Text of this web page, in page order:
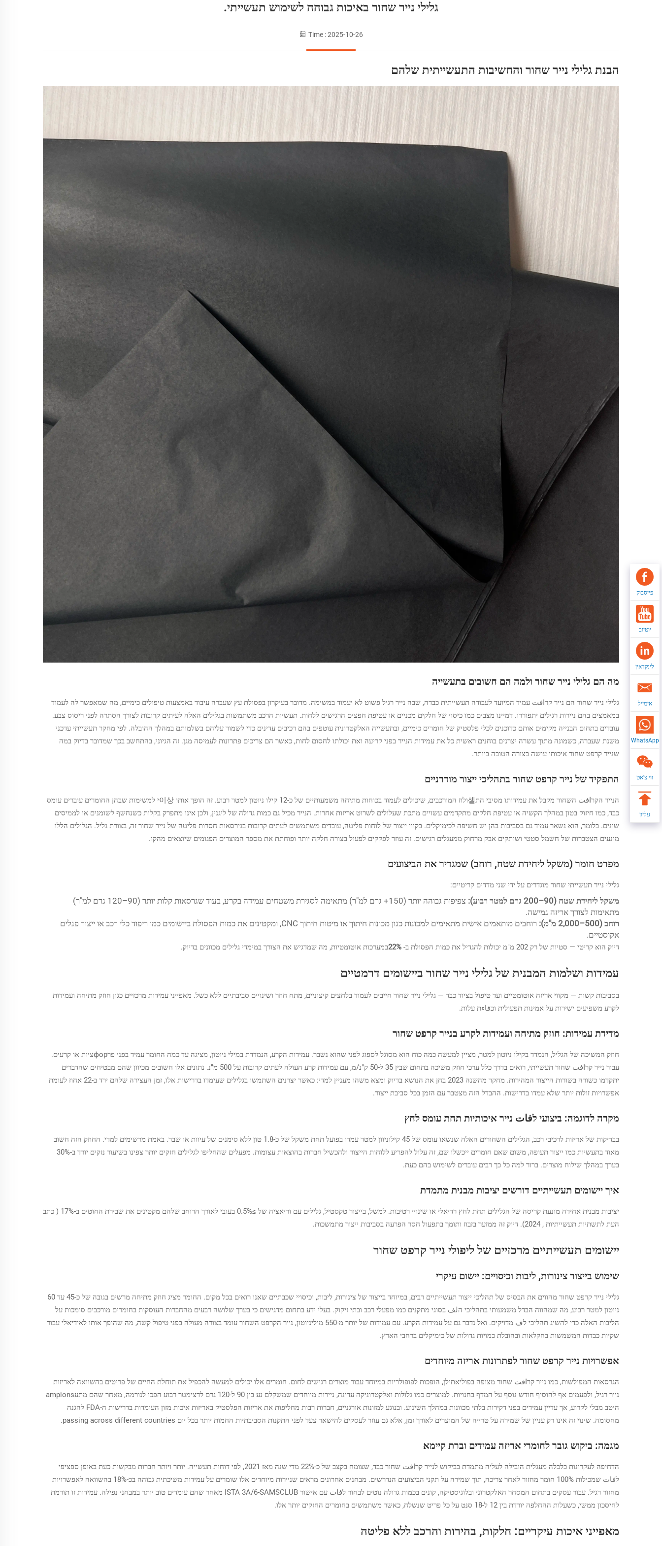
גלילי נייר שחור באיכות גבוהה לשימוש תעשייתי.
Time : 2025-10-26
הבנת גלילי נייר שחור והחשיבות התעשייתית שלהם
מה הם גלילי נייר שחור ולמה הם חשובים בתעשייה
גלילי נייר שחור הם נייר קרافت עמיד המיועד לעבודה תעשייתית כבדה, שבה נייר רגיל פשוט לא יעמוד במשימה. מדובר בעיקרון בפסולת עץ שעברה עיבוד באמצעות טיפולים כימיים, מה שמאפשר לה לעמוד
במאמצים בהם ניירות רגילים יתפוררו. דמיינו מצבים כמו כיסוי של חלקים מכניים או עטיפת חפצים הרגישים ללחות. תעשיות הרכב משתמשות בגלילים האלה לעיתים קרובות לצורך הסתרה לפני ריסוס צבע.
עובדים בתחום הבנייה מקימים אותם כדוכנים לכלי פלסטיק של חומרים כימיים, ובתעשייה האלקטרונית עוטפים בהם רכיבים עדינים כדי לשמור עליהם בשלמותם במהלך ההובלה. לפי מחקר תעשייתי עדכני
משנת שעברה, כשמונה מתוך עשרה יצרנים בוחנים ראשית כל את עמידות הנייר בפני קריעה ואת יכולתו לחסום לחות, כאשר הם צריכים פתרונות לעמיסה מגן. זה הגיוני, בהתחשב בכך שמדובר בדיוק במה
שנייר קרפט שחור איכותי עושה בצורה הטובה ביותר.
התפקיד של נייר קרפט שחור בתהליכי ייצור מודרניים
הנייר הקרافت השחור מקבל את עמידותו מסיבי הת셀ולוז המורכבים, שיכולים לעמוד בכוחות מתיחה משמעותיים של כ-12 קילו ניוטון למטר רבוע. זה הופך אותו 이상י למשימות שבהן החומרים עוברים עומס
כבד, כמו חיזוק בטון במהלך הקשיה או עטיפת חלקים מתקדמים עשויים מתכת שעלולים לשרוט אריזות אחרות. הנייר מכיל גם כמות גדולה של ליגנין, ולכן אינו מתפרק בקלות כשנחשף לשומנים או לממיסים
שונים. כלומר, הוא נשאר עמיד גם בסביבות בהן יש חשיפה לכימיקלים. בקווי ייצור של לוחות פליטה, עובדים משתמשים לעתים קרובות בגירסאות חסרות פליטה של נייר שחור זה, בצורת גליל. הגלילים הללו
מונעים הצטברות של חשמל סטטי ושותקים אבק מרחוק ממעגלים רגישים. זה עוזר לפקקים לפעול בצורה חלקה יותר ופוחתת את מספר המוצרים הפגומים שיוצאים מהקו.
מפרט חומר (משקל ליחידת שטח, רוחב) שמגדיר את הביצועים
גלילי נייר תעשייתי שחור מוגדרים על ידי שני מדדים קריטיים:
משקל ליחידת שטח (90–200 גרם למטר רבוע):
צפיפות גבוהה יותר (150+ גרם למ"ר) מתאימה לסגירת משטחים עמידה בקרע, בעוד שגרסאות קלות יותר (90–120 גרם למ"ר)
מתאימות לצורך אריזה גמישה.
רוחב (500–2,000 מ"מ):
רוחבים מותאמים אישית מתאימים למכונות כגון מכונות חיתוך או מיטות חיתוך CNC, ומקטינים את כמות הפסולת ביישומים כמו ריפוד כלי רכב או ייצור פנלים
אקוסטיים.
דיוק הוא קריטי — סטיות של רק 202 מ"מ יכולות להגדיל את כמות הפסולת ב- 22%במערכות אוטומטיות, מה שמדגיש את הצורך במימדי גלילים מכוונים בדיוק.
עמידות ושלמות המבנית של גלילי נייר שחור ביישומים דרמטיים
בסביבות קשות — מקווי אריזה אוטומטיים ועד טיפול בציוד כבד — גלילי נייר שחור חייבים לעמוד בלחצים קיצוניים, מתח חוזר ושינויים סביבתיים ללא כשל. מאפייני עמידות מרכזיים כגון חוזק מתיחה ועמידות
לקרע משפיעים ישירות על אמינות תפעולית וכفاءת עלות.
מדידת עמידות: חוזק מתיחה ועמידות לקרע בנייר קרפט שחור
חוזק המשיכה של הגליל, הנמדד בקילו ניוטון למטר, מציין למעשה כמה כוח הוא מסוגל לספוג לפני שהוא נשבר. עמידות הקרע, הנמדדת במילי ניוטון, מציגה עד כמה החומר עמיד בפני פרфорציות או קרעים.
עבור נייר קרافت שחור תעשייתי, רואים בדרך כלל ערכי חוזק משיכה בתחום שבין 35 ל-50 ק"נ/מ, עם עמידות קרע העולה לעתים קרובות על 500 מ"נ. נתונים אלו חשובים מכיוון שהם מבטיחים שהדברים
יתקדמו כשורה בשורות הייצור המהירות. מחקר מהשנה 2023 בחן את הנושא בדיוק ומצא משהו מעניין למדי: כאשר יצרנים השתמשו בגלילים שעימדו בדרישות אלו, זמן העצירה שלהם ירד ב-22 אחוז לעומת
אפשרויות זולות יותר שלא עמדו בדרישות. ההבדל הזה מצטבר עם הזמן בכל סביבת ייצור.
מקרה לדוגמה: ביצועי לفات נייר איכותיות תחת עומס לחץ
בבדיקות של אריזות לרכיבי רכב, הגלילים השחורים האלה שנשאו עומס של 45 קילוניוון למטר עמדו בפועל תחת משקל של כ-1.8 טון ללא סימנים של עיוות או שבר. באמת מרשימים למדי. החוזק הזה חשוב
מאוד בתעשיות כמו ייצור תעופה, משום שאם חומרים ייכשלו שם, זה עלול להפריע ללוחות הייצור ולהכשיל חברות בהוצאות עצומות. מפעלים שהחליפו לגלילים חזקים יותר צפינו בשיעור נזקים יורד ב-30%
בערך במהלך שילוח מוצרים. ברור למה כל כך רבים עוברים לשימוש בהם כעת.
איך יישומים תעשייתיים דורשים יציבות מבנית מתמדת
יציבות מבנית אחידה מונעת קריסה של הגלילים תחת לחץ רדיאלי או שינויי רטיבות. למשל, בייצור טקסטיל, גלילים עם וריאציה של ≥0.5% בעובי לאורך הרוחב שלהם מקטינים את שבירת החוטים ב-17% (
כתב
העת לתשתיות תעשייתיות , 2024). דיוק זה ממזער בזבוז ותומך בתפעול חסר הפרעה בסביבות ייצור מתמשכות.
יישומים תעשייתיים מרכזיים של ליפולי נייר קרפט שחור
שימוש בייצור צינורות, ליבות וכיסויים: יישום עיקרי
גלילי נייר קרפט שחור מהווים את הבסיס של תהליכי ייצור תעשייתיים רבים, במיוחד בייצור של צינורות, ליבות, וכיסויי שכבתיים שאנו רואים בכל מקום. החומר מציג חוזק מתיחה מרשים בגובה של כ-45 עד 60
ניוטון למטר רבוע, מה שמהווה הבדל משמעותי בתהליכי הلف בסוגי מתקנים כמו מפעלי רכב ובתי זיקוק. בעלי ידע בתחום מדגישים כי בערך שלושה רבעים מהחברות העוסקות בחומרים מורכבים סומכות על
הליבות האלה כדי להשיג תהליכי לف מדויקים. ואל נדבר גם על עמידות הקרע. עם עמידות של יותר מ-550 מיליניוטון, נייר הקרפט השחור עומד בצורה מעולה בפני טיפול קשה, מה שהופך אותו לאידיאלי עבור
שקיות כבדות המשמשות בחקלאות ובהובלת כמויות גדולות של כימיקלים ברחבי הארץ.
אפשרויות נייר קרפט שחור לפתרונות אריזה מיוחדים
הגרסאות המפולשות, כמו נייר קרافت שחור מצופה בפוליאתילן, הופכות לפופולריות במיוחד עבור מוצרים רגישים לחום. חומרים אלו יכולים למעשה להכפיל את תוחלת החיים של פריטים בהשוואה לאריזות
נייר רגיל, ולפעמים אף להוסיף חודש נוסף על המדף בחנויות. למוצרים כמו גלולות ואלקטרוניקה עדינה, ניירות מיוחדים שמשקלם נע בין 90 ל-120 גרם לדצימטר רבוע הפכו לנורמה, מאחר שהם מתעampions
היטב מבלי לקרוע, אך עדיין עמידים בפני דקירות בלתי מכוונות במהלך השינוע. ובנוגע למזונות אורגניים, חברות רבות מחליפות את אריזות הפלסטיק באריזות איכות מזון העומדות בדרישות ה-FDA להגנה
מחסומה. שינוי זה אינו רק עניין של שמירה על טרייה של המוצרים לאורך זמן, אלא גם עוזר לעסקים להישאר צעד לפני התקנות הסביבתיות החמות יותר בכל יום passing across different countries.
מגמה: ביקוש גובר לחומרי אריזה עמידים וברת קיימא
הדחיפה לעקרונות כלכלה מעגלית הובילה לעליה מתמדת בביקוש לנייר קרافت שחור כבד, שצומח בקצב של כ-22% מדי שנה מאז 2021, לפי דוחות תעשייה. יותר ויותר חברות מבקשות כעת באופן ספציפי
לفات שמכילות 100% חומר מחזור לאחר צריכה, תוך שמירה על תקני הביצועים הנדרשים. מבחנים אחרונים מראים שניירות מיוחדים אלו שומרים על עמידות משיכתית גבוהה בכ-18% בהשוואה לאפשרויות
מחזור רגיל. עבור עסקים בתחום המסחר האלקטרוני ובלוגיסטיקה, קונים בכמות גדולה נוטים לבחור לفات עם אישור ISTA 3A/6-SAMSCLUB מאחר שהם עומדים טוב יותר במבחני נפילה. עמידות זו תורמת
לחיסכון ממשי, כשעלות ההחלפה יורדת בין 12 ל-18 סנט על כל פריט שנשלח, כאשר משתמשים בחומרים החזקים יותר אלו.
מאפייני איכות עיקריים: חלקות, בהירות והרכב ללא פליטה
פייסבוק
יוטיוב
לינקדאין
אימייל
WhatsApp
ווי צ'אט
עליון